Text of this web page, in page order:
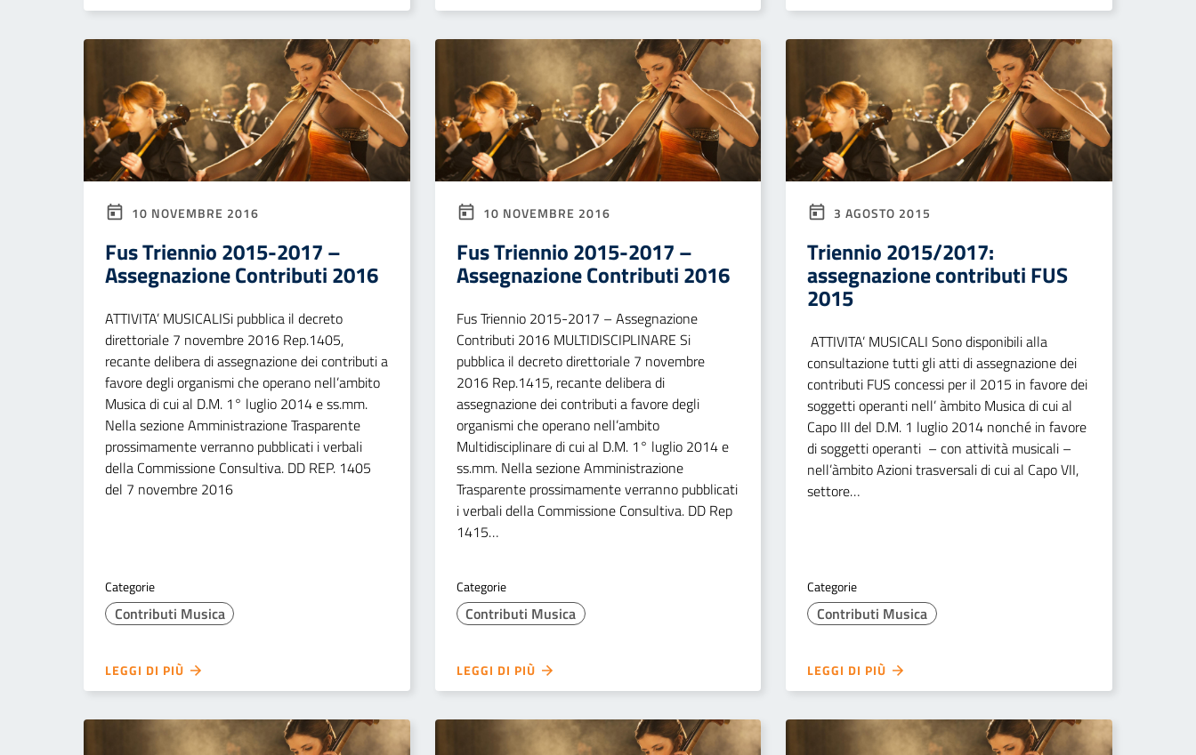
10 NOVEMBRE 2016
Fus Triennio 2015-2017 –
Assegnazione Contributi 2016
ATTIVITA’ MUSICALISi pubblica il decreto
direttoriale 7 novembre 2016 Rep.1405,
recante delibera di assegnazione dei contributi a
favore degli organismi che operano nell’ambito
Musica di cui al D.M. 1° luglio 2014 e ss.mm.
Nella sezione Amministrazione Trasparente
prossimamente verranno pubblicati i verbali
della Commissione Consultiva. DD REP. 1405
del 7 novembre 2016
Categorie
Contributi Musica
LEGGI DI PIÙ
10 NOVEMBRE 2016
Fus Triennio 2015-2017 –
Assegnazione Contributi 2016
Fus Triennio 2015-2017 – Assegnazione
Contributi 2016 MULTIDISCIPLINARE Si
pubblica il decreto direttoriale 7 novembre
2016 Rep.1415, recante delibera di
assegnazione dei contributi a favore degli
organismi che operano nell’ambito
Multidisciplinare di cui al D.M. 1° luglio 2014 e
ss.mm. Nella sezione Amministrazione
Trasparente prossimamente verranno pubblicati
i verbali della Commissione Consultiva. DD Rep
1415…
Categorie
Contributi Musica
LEGGI DI PIÙ
3 AGOSTO 2015
Triennio 2015/2017:
assegnazione contributi FUS
2015
ATTIVITA’ MUSICALI Sono disponibili alla
consultazione tutti gli atti di assegnazione dei
contributi FUS concessi per il 2015 in favore dei
soggetti operanti nell’ àmbito Musica di cui al
Capo III del D.M. 1 luglio 2014 nonché in favore
di soggetti operanti – con attività musicali –
nell’àmbito Azioni trasversali di cui al Capo VII,
settore…
Categorie
Contributi Musica
LEGGI DI PIÙ